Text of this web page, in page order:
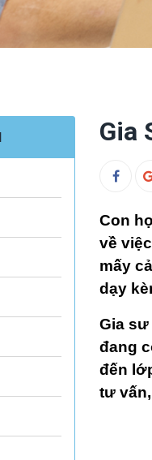
Gia
Con
về
mấy
dạy
Gia
đang
đến
tư